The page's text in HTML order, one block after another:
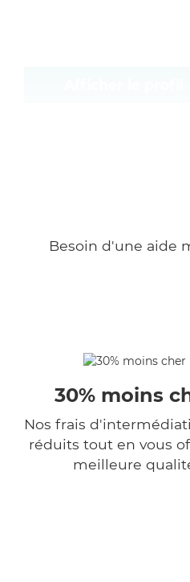
Besoin d'une aide
30% moins
Nos frais
réduits tout en vous
meilleure